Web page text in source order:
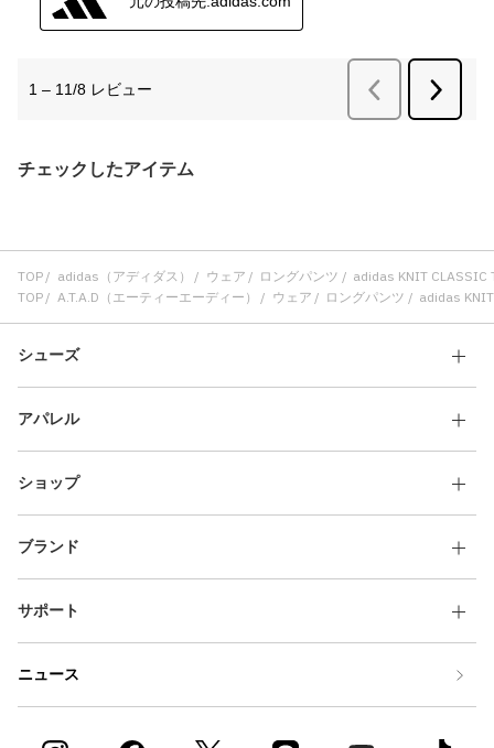
チェックしたアイテム
TOP adidas（アディダス） ウェア ロングパンツ
adidas KNIT CLASSIC
TOP
A.T.A.D（エーティーエーディー） ウェア ロングパンツ adidas
シューズ
アパレル
ショップ
ブランド
サポート
ニュース